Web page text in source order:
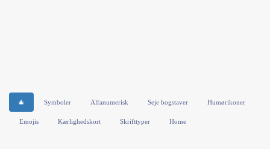
🎄 Symboler Alfanumerisk Seje bogstaver Humørikoner
Emojis Kærlighedskort Skrifttyper Home